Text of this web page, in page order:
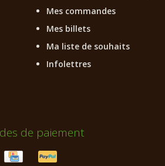
Mes commandes
Mes billets
Ma liste de souhaits
Infolettres
de paiement